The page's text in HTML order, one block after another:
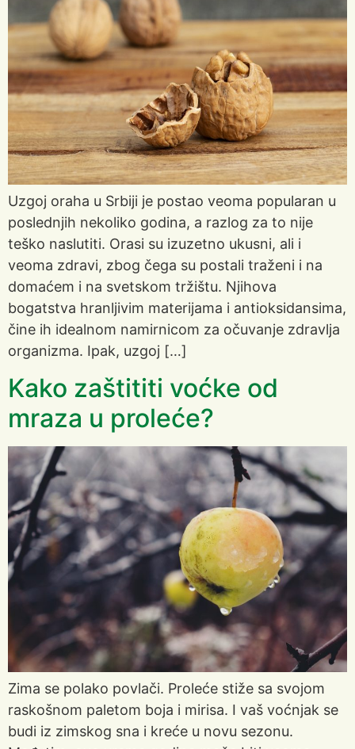
Uzgoj oraha u Srbiji je postao veoma popularan u
poslednjih nekoliko godina, a razlog za to nije
teško naslutiti. Orasi su izuzetno ukusni, ali i
veoma zdravi, zbog čega su postali traženi i na
domaćem i na svetskom tržištu. Njihova
bogatstva hranljivim materijama i antioksidansima,
čine ih idealnom namirnicom za očuvanje zdravlja
organizma. Ipak, uzgoj […]
Kako zaštititi voćke od
mraza u proleće?
Zima se polako povlači. Proleće stiže sa svojom
raskošnom paletom boja i mirisa. I vaš voćnjak se
budi iz zimskog sna i kreće u novu sezonu.